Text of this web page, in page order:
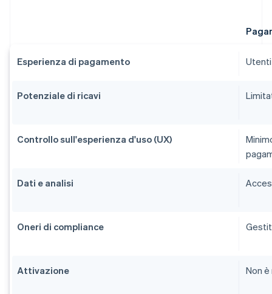
Esperienza di pagamento
Potenziale di ricavi
Controllo sull'esperienza d'uso (UX)
Dati e analisi
Oneri di compliance
Attivazione Non